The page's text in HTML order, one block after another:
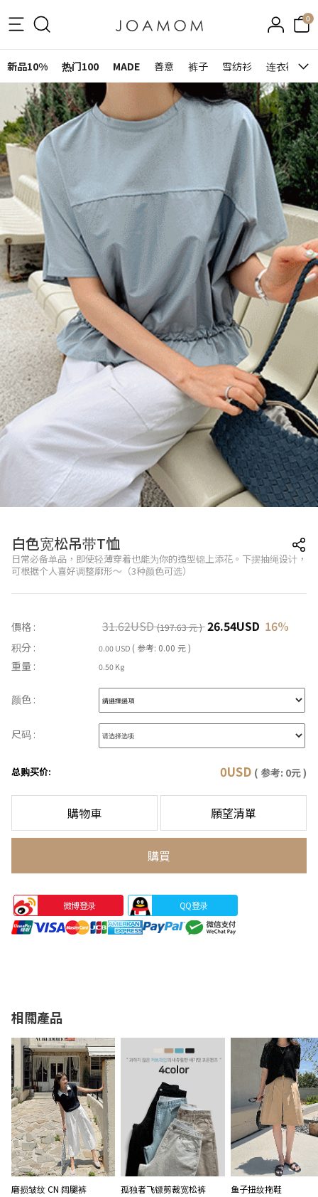
0
新品10% 热门100 MADE 善意 裤子 雪纺衫 连衣裙&裙
白色宽松吊带T恤
日常必备单品，即使轻薄穿着也能为你的造型锦上添花。下摆抽绳设计，
可根据个人喜好调整廓形～（3种颜色可选）
價格 : 31.62USD (197.63 元 ) 26.54USD 16%
积分 : 0.00 USD ( 参考: 0.00 元 )
重量 : 0.50 Kg
颜色 :
尺码 :
总购买价: 0USD ( 参考: 0元 )
購物車 願望清單
購買
微博登录 QQ登录
相關產品
磨损皱纹 CN 阔腿裤
孤独者飞镖剪裁宽松裤
鱼子扭纹拖鞋